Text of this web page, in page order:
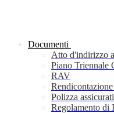
Documenti
Atto d'indirizzo
Piano Triennale
RAV
Polizza
Regolamento di